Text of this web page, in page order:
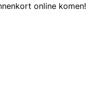
online komen!